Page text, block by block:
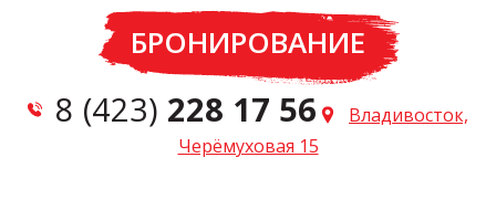
БРОНИРОВАНИЕ
8 (423) 228 17 56
Владивосток,
Черёмуховая 15